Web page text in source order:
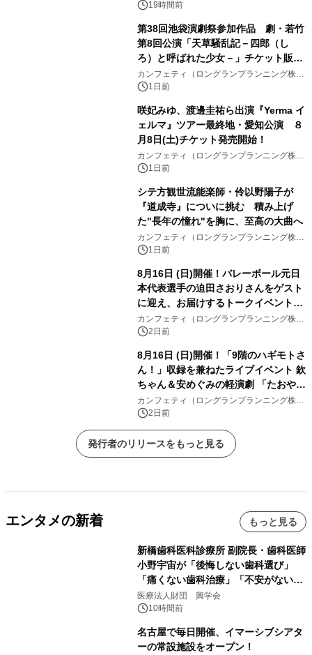
ケット8月24日(月)～発売開始！
会社）
19時間前
第38回池袋演劇祭参加作品 劇・若竹
第8回公演「天草騒乱記－四郎（し
ろ）と呼ばれた少女－」チケット販売
開始
カンフェティ（ロングランプランニング株式
会社）
1日前
咲妃みゆ、渡邊圭祐ら出演『Yerma イ
ェルマ』ツアー最終地・愛知公演 ８
月8日(土)チケット発売開始！
カンフェティ（ロングランプランニング株式
会社）
1日前
シテ方観世流能楽師・伶以野陽子が
『道成寺』についに挑む 積み上げ
た"長年の憧れ"を胸に、至高の大曲へ
カンフェティ（ロングランプランニング株式
会社）
1日前
8月16日 (日)開催！バレーボール元日
本代表選手の迫田さおりさんをゲスト
に迎え、お届けするトークイベント
『第4回 堀口はしのお話の会』チケッ
ト発売中
カンフェティ（ロングランプランニング株式
会社）
2日前
8月16日 (日)開催！「9階のハギモトさ
ん！」収録を兼ねたライブイベント 欽
ちゃん＆安めぐみの軽演劇 「たおやか
な心」 チケット販売中
カンフェティ（ロングランプランニング株式
会社）
2日前
発行者のリリースをもっと見る
エンタメの新着 もっと見る
新橋歯科医科診療所 副院長・歯科医師
小野宇宙が「後悔しない歯科選び」
「痛くない歯科治療」「不安がない治
療計画」をテーマに専門監修
医療法人財団 興学会
10時間前
名古屋で毎日開催、イマーシブシアタ
ーの常設施設をオープン！